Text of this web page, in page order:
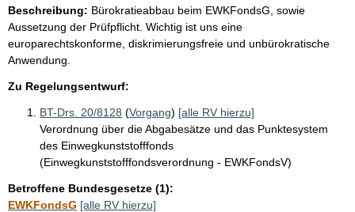
Beschreibung: Bürokratieabbau beim EWKFondsG, sowie
Aussetzung der Prüfpflicht. Wichtig ist uns eine
europarechtskonforme, diskrimierungsfreie und unbürokratische
Anwendung.
Zu Regelungsentwurf:
BT-Drs. 20/8128 (Vorgang) [alle RV hierzu]
Verordnung über die Abgabesätze und das Punktesystem
des Einwegkunststofffonds
(Einwegkunststofffondsverordnung - EWKFondsV)
Betroffene Bundesgesetze (1):
EWKFondsG [alle RV hierzu]